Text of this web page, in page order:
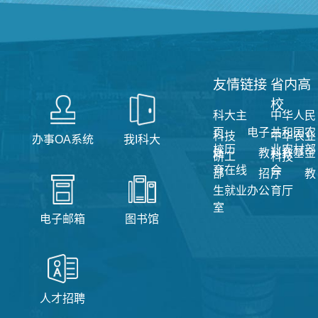
办事OA系统 我I科大
电子邮箱 图书馆
人才招聘
省内高
校
中华人民
共和国农
业农村部
中华农业
科教基金
会
科技
厅
教
育厅
友情链接
科大主
页
电子
校历
科技
处
教
育在线
研工
部
招
生就业办公
室